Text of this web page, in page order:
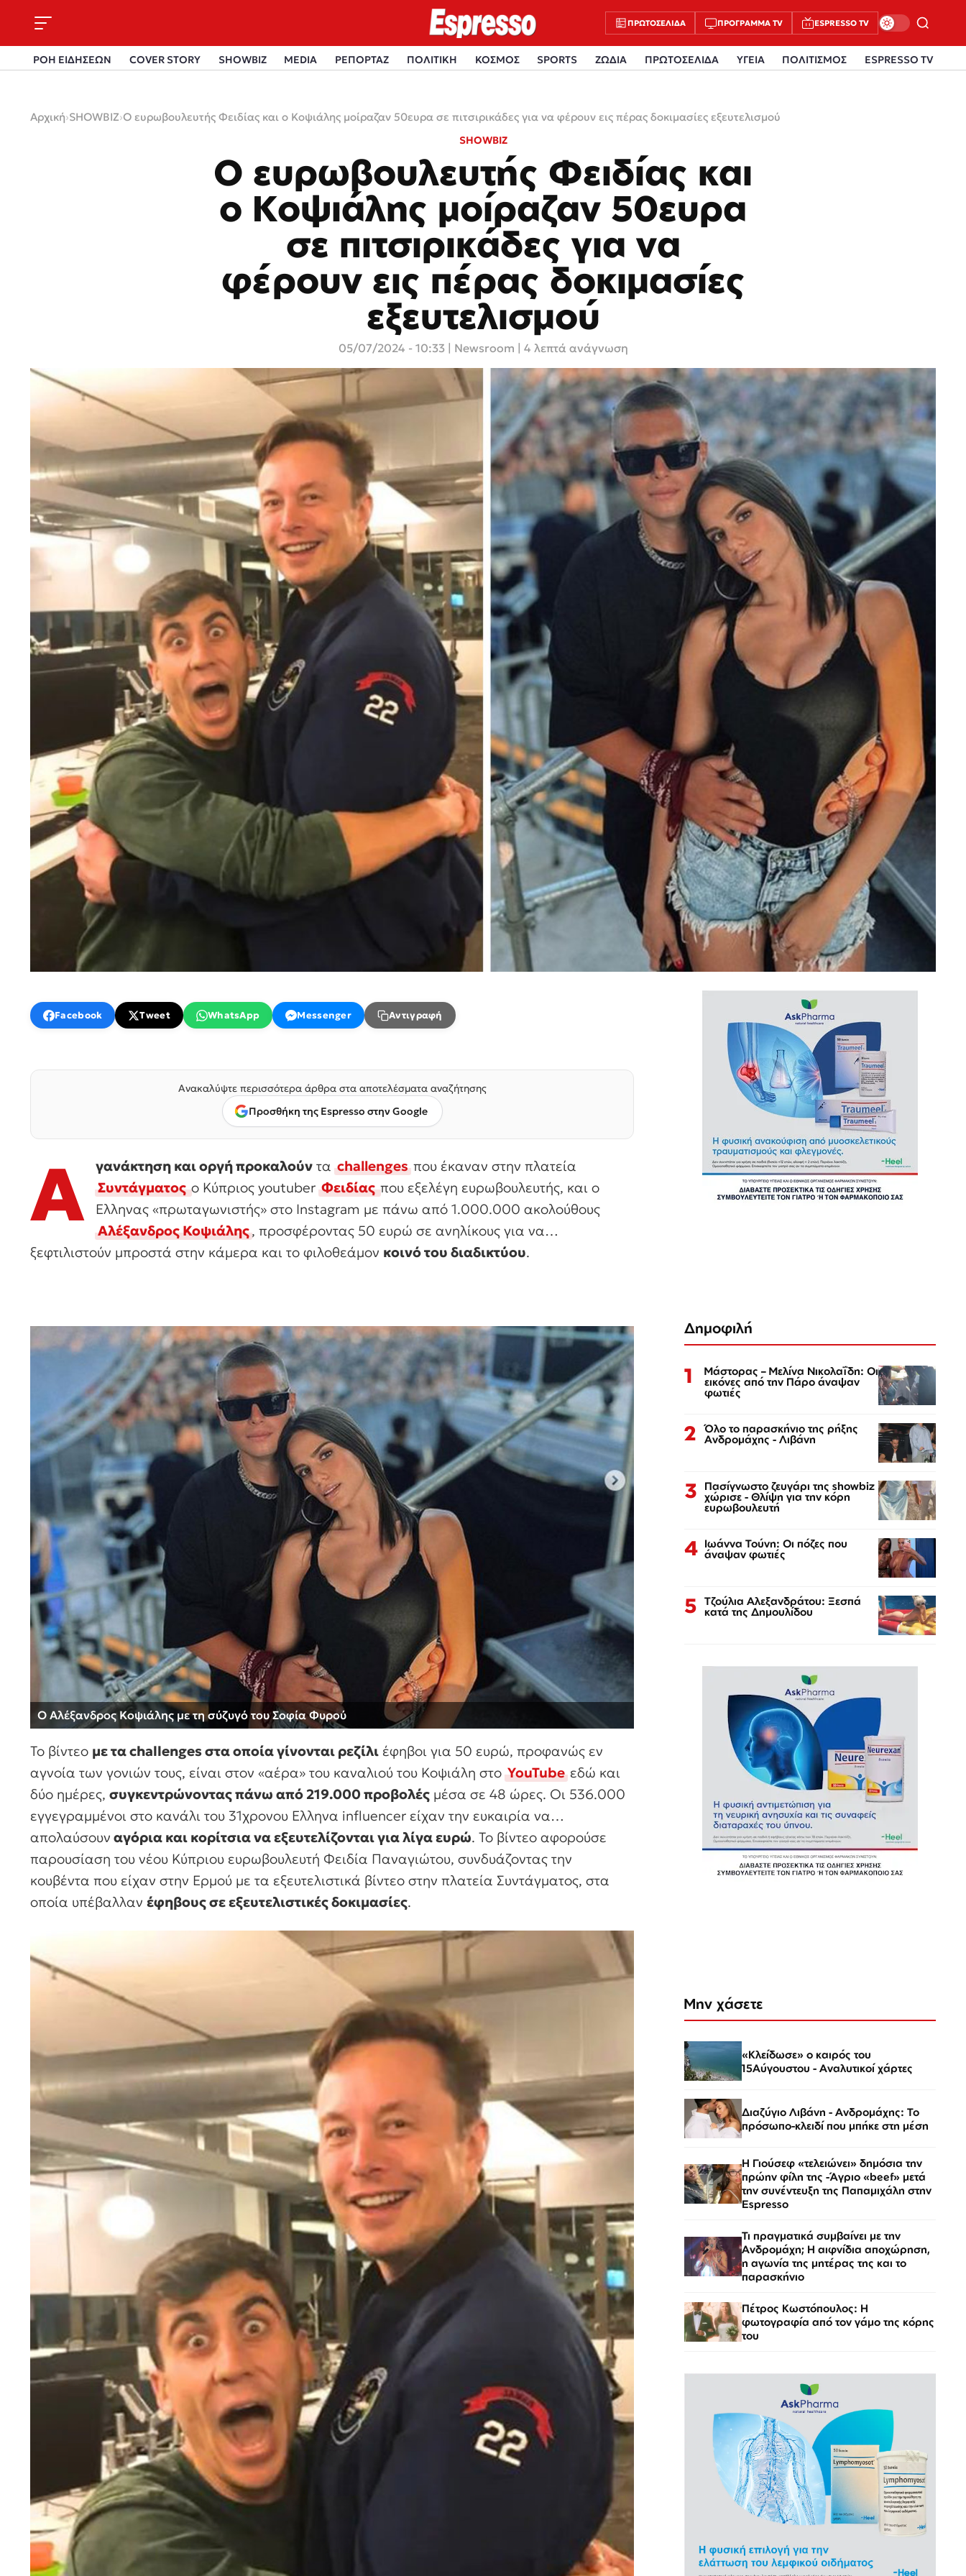
ΠΡΩΤΟΣΈΛΙΔΑ ΠΡΌΓΡΑΜΜΑ TV ESPRESSO TV
ΡΟΗ ΕΙΔΗΣΕΩΝ COVER STORY SHOWBIZ MEDIA ΡΕΠΟΡΤΑΖ ΠΟΛΙΤΙΚΗ ΚΟΣΜΟΣ SPORTS ΖΩΔΙΑ ΠΡΩΤΟΣΕΛΙΔΑ ΥΓΕΙΑ ΠΟΛΙΤΙΣΜΟΣ ESPRESSO TV
Αρχική›SHOWBIZ›Ο ευρωβουλευτής Φειδίας και ο Κοψιάλης μοίραζαν 50ευρα σε πιτσιρικάδες για να φέρουν εις πέρας δοκιμασίες εξευτελισμού
SHOWBIZ
Ο ευρωβουλευτής Φειδίας και
ο Κοψιάλης μοίραζαν 50ευρα
σε πιτσιρικάδες για να
φέρουν εις πέρας δοκιμασίες
εξευτελισμού
05/07/2024 - 10:33 Newsroom | 4 λεπτά ανάγνωση
Facebook Tweet WhatsApp Messenger Αντιγραφή
Ανακαλύψτε περισσότερα άρθρα στα αποτελέσματα αναζήτησης
Προσθήκη της Espresso στην Google
Α γανάκτηση και οργή προκαλούν ταchallenges που έκαναν στην πλατεία
Συντάγματος ο Κύπριος youtuberΦειδίας που εξελέγη ευρωβουλευτής, και ο
Ελληνας «πρωταγωνιστής» στο Instagram με πάνω από 1.000.000 ακολούθους
Αλέξανδρος Κοψιάλης, προσφέροντας 50 ευρώ σε ανηλίκους για να…
ξεφτιλιστούν μπροστά στην κάμερα και το φιλοθεάμον κοινό του διαδικτύου.
Ο Αλέξανδρος Κοψιάλης με τη σύζυγό του Σοφία Φυρού
Το βίντεο με τα challenges στα οποία γίνονται ρεζίλι έφηβοι για 50 ευρώ, προφανώς εν
αγνοία των γονιών τους, είναι στον «αέρα» του καναλιού του Κοψιάλη στοYouTube εδώ και
δύο ημέρες, συγκεντρώνοντας πάνω από 219.000 προβολές μέσα σε 48 ώρες. Οι 536.000
εγγεγραμμένοι στο κανάλι του 31χρονου Ελληνα influencer είχαν την ευκαιρία να…
απολαύσουν αγόρια και κορίτσια να εξευτελίζονται για λίγα ευρώ. Το βίντεο αφορούσε
παρουσίαση του νέου Κύπριου ευρωβουλευτή Φειδία Παναγιώτου, συνδυάζοντας την
κουβέντα που είχαν στην Ερμού με τα εξευτελιστικά βίντεο στην πλατεία Συντάγματος, στα
οποία υπέβαλλαν έφηβους σε εξευτελιστικές δοκιμασίες.
Δημοφιλή
1 Μάστορας – Μελίνα Νικολαΐδη: Οι
εικόνες από την Πάρο άναψαν
φωτιές
2 Όλο το παρασκήνιο της ρήξης
Ανδρομάχης - Λιβάνη
3 Πασίγνωστο ζευγάρι της showbiz
χώρισε - Θλίψη για την κόρη
ευρωβουλευτή
4 Ιωάννα Τούνη: Οι πόζες που
άναψαν φωτιές
5 Τζούλια Αλεξανδράτου: Ξεσπά
κατά της Δημουλίδου
Μην χάσετε
«Κλείδωσε» ο καιρός του
15Αύγουστου - Αναλυτικοί χάρτες
Διαζύγιο Λιβάνη - Ανδρομάχης: Το
πρόσωπο-κλειδί που μπήκε στη μέση
Η Γιούσεφ «τελειώνει» δημόσια την
πρώην φίλη της -Άγριο «beef» μετά
την συνέντευξη της Παπαμιχάλη στην
Espresso
Τι πραγματικά συμβαίνει με την
Ανδρομάχη; Η αιφνίδια αποχώρηση,
η αγωνία της μητέρας της και το
παρασκήνιο
Πέτρος Κωστόπουλος: Η
φωτογραφία από τον γάμο της κόρης
του